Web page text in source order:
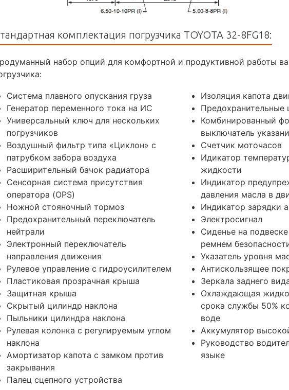
комплектация погрузчика TOYOTA 32-8FG18:
набор опций для комфортной и продуктивной работы
Система плавного опускания груза
Генератор переменного тока на ИС
Универсальный ключ для нескольких
погрузчиков
Воздушный фильтр типа «Циклон» с
патрубком забора воздуха
Расширительный бачок радиатора
Сенсорная система присутствия
оператора (OPS)
Ножной стояночный тормоз
Предохранительный переключатель
нейтрали
Электронный переключатель
направления движения
Рулевое управление с гидроусилителем
Пластиковая прозрачная крыша
Защитная крыша
Скрытый цилиндр наклона
Пыльники цилиндра наклона
Рулевая колонка с регулируемым углом
наклона
Амортизатор капота с замком против
закрывания
Палец сцепного устройства
Изоляция капота
Предохранительные
Комбинированный
выключатель
Счетчик моточасов
Идикатор
жидкости
Индикатор
давления масла в
Индикатор зарядки
Электросигнал
Сиденье на
ремнем
Указатель уровня
Антискользящее
Зеркала заднего
Охлаждающая
срока службы 50%
воде
Аккумулятор
Руководство
языке